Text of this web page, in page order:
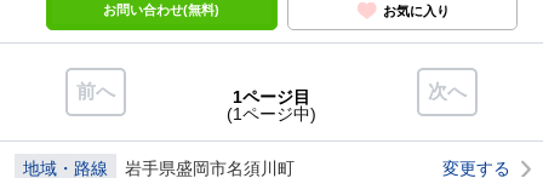
お問い合わせ(無料) お気に入り
前へ 次へ
1ページ目
(1ページ中)
地域・路線 岩手県盛岡市名須川町 変更する